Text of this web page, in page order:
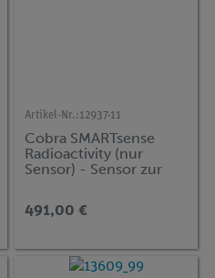
Artikel-Nr.:12937-11
Cobra SMARTsense
Radioactivity (nur
Sensor) - Sensor zur
... 40000 #/min
491,00 €